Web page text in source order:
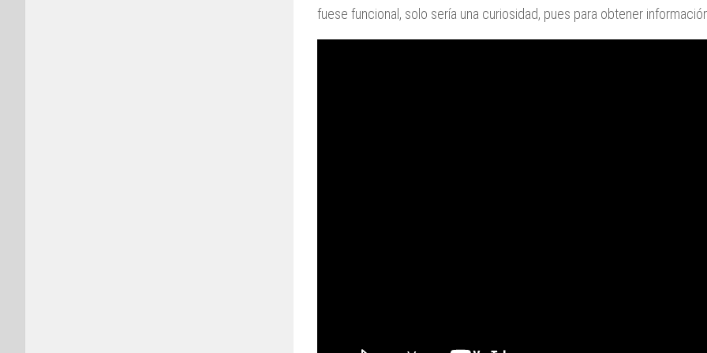
fuese funcional, solo sería una curiosidad, pues para obtener